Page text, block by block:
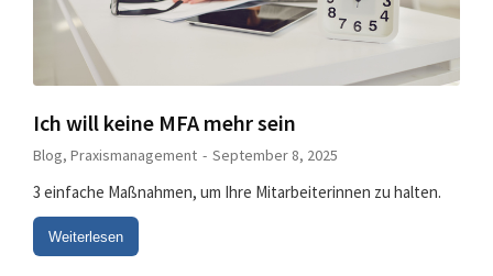
Ich will keine MFA mehr sein
Blog, Praxismanagement September 8, 2025
3 einfache Maßnahmen, um Ihre Mitarbeiterinnen zu halten.
Weiterlesen